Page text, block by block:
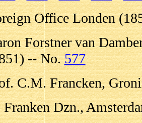
Office Londen
Forstner van
-- No.577
C.M. Francken,
Franken Dzn.,